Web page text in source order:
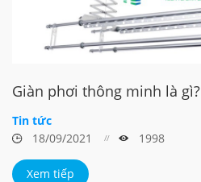
Giàn phơi thông minh là gì?
Tin tức
18/09/2021
1998
Xem tiếp